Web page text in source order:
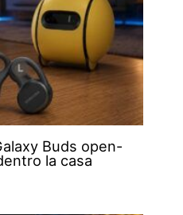
Buds open-
la casa